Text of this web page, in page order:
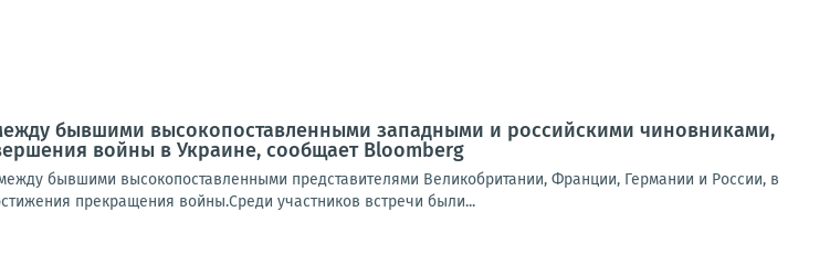
бывшими высокопоставленными западными и российскими чиновниками,
войны в Украине, сообщает Bloomberg
бывшими высокопоставленными представителями Великобритании, Франции, Германии и России, в
прекращения войны.Среди участников встречи были...